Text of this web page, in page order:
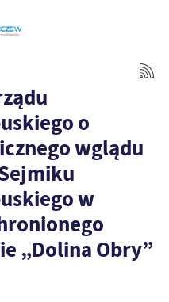
o
wglądu
w
„Dolina Obry”